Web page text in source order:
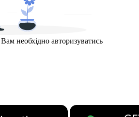
необхідно авторизуватись